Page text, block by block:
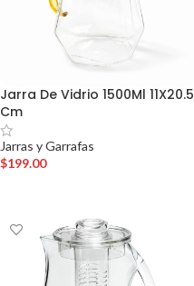
Jarra De Vidrio 1500Ml 11X20.5
Cm
Jarras y Garrafas
$199.00